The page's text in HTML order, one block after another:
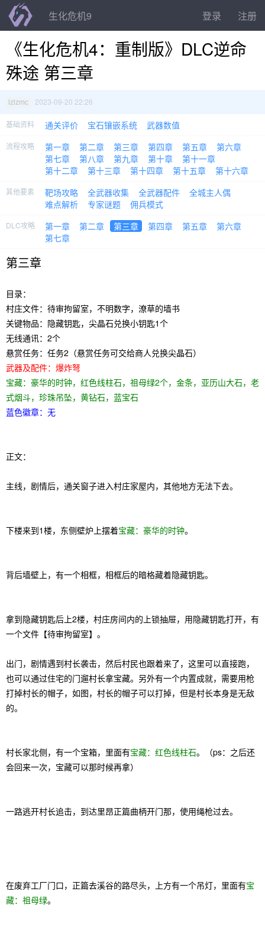
登录 注册
生化危机9
《生化危机4：重制版》DLC逆命
殊途 第三章
lzlzmc 2023-09-20 22:26
基础资料 通关评价 宝石镶嵌系统 武器数值
流程攻略 第一章 第二章 第三章 第四章 第五章
第六章
第七章
第八章 第九章 第十章
第十一章
第十二章
第十三章 第十四章 第十五章 第十六章
其他要素 靶场攻略 全武器收集 全武器配件
全城主人偶
难点解析
专家谜题 佣兵模式
DLC攻略 第一章 第二章 第三章 第四章 第五章
第六章
第七章
第三章
目录：
村庄文件：待审拘留室，不明数字，潦草的墙书
关键物品：隐藏钥匙，尖晶石兑换小钥匙1个
无线通讯：2个
悬赏任务：任务2（悬赏任务可交给商人兑换尖晶石）
武器及配件：爆炸弩
宝藏：豪华的时钟，红色线柱石，祖母绿2个，金条，亚历山大石，老
式烟斗，珍珠吊坠，黄钻石，蓝宝石
蓝色徽章：无
正文：
主线，剧情后，通关窗子进入村庄家屋内，其他地方无法下去。
下楼来到1楼，东侧壁炉上摆着宝藏：豪华的时钟。
背后墙壁上，有一个相框，相框后的暗格藏着隐藏钥匙。
拿到隐藏钥匙后上2楼，村庄房间内的上锁抽屉，用隐藏钥匙打开，有
一个文件【待审拘留室】。
出门，剧情遇到村长袭击，然后村民也跟着来了，这里可以直接跑，
也可以通过住宅的门遛村长拿宝藏。另外有一个内置成就，需要用枪
打掉村长的帽子，如图，村长的帽子可以打掉，但是村长本身是无敌
的。
村长家北侧，有一个宝箱，里面有宝藏：红色线柱石。（ps：之后还
会回来一次，宝藏可以那时候再拿）
一路逃开村长追击，到达里昂正篇曲柄开门那，使用绳枪过去。
在废弃工厂门口，正篇去溪谷的路尽头，上方有一个吊灯，里面有宝
藏：祖母绿。